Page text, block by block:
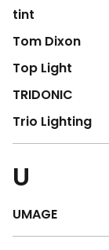
tint
Tom Dixon
Top Light
TRIDONIC
Trio Lighting
U
UMAGE